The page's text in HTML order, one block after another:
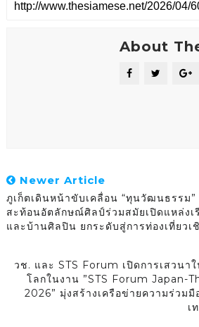
About
Newer Article
ภูเก็ตเดินหน้าขับเคลื่อน “ทุนวัฒนธรรม
สะท้อนอัตลักษณ์ศิลป์ร่วมสมัยเปิดแหล่งเ
และบ้านศิลปิน ยกระดับสู่การท่องเที่ยวเ
วช. และ STS Forum เปิดการเสวนา
โลกในงาน ”STS Forum Japan-
2026” มุ่งสร้างเครือข่ายความร่วม
เ